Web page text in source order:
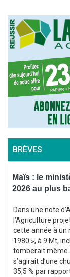
BRÈVES
Maïs : le
2026 au plus
Dans une note
l’Agriculture
cette année à un
1980 », à 9 Mt,
tomberait même
s’agirait d’une
35,5 % par